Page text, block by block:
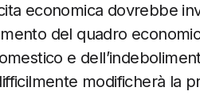
economica dovrebbe
del quadro
e
modificherà la